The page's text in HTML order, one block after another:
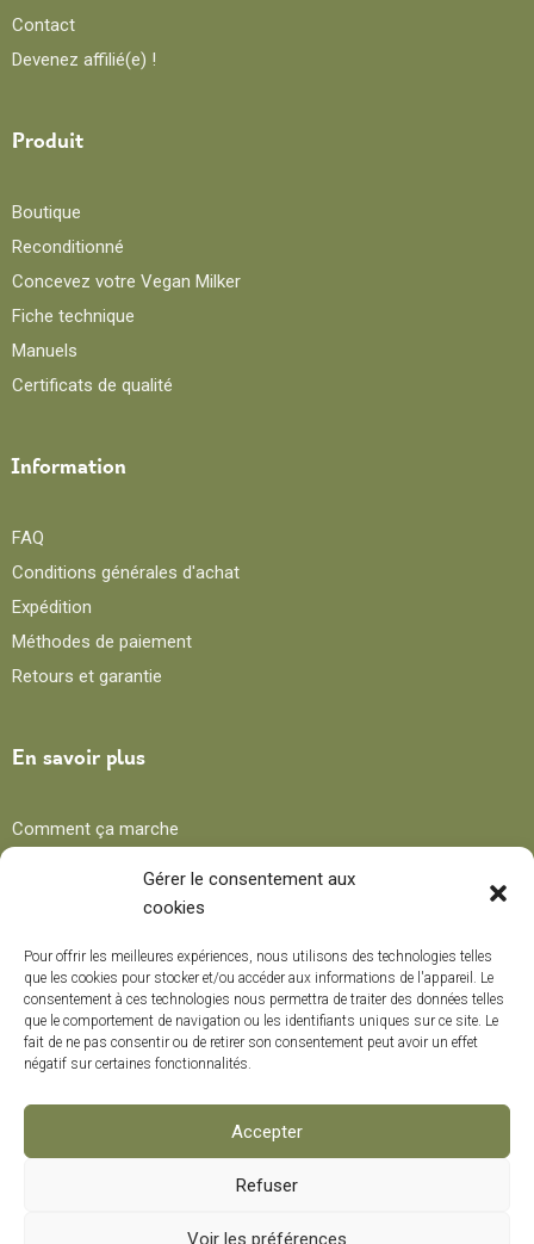
Gérer le consentement aux
cookies
Pour offrir les meilleures expériences, nous utilisons des technologies telles
que les cookies pour stocker et/ou accéder aux informations de l'appareil. Le
consentement à ces technologies nous permettra de traiter des données telles
que le comportement de navigation ou les identifiants uniques sur ce site. Le
fait de ne pas consentir ou de retirer son consentement peut avoir un effet
négatif sur certaines fonctionnalités.
Accepter
Refuser
Voir les préférences
Contact
Devenez affilié(e) !
Produit
Boutique
Reconditionné
Concevez votre Vegan Milker
Fiche technique
Manuels
Certificats de qualité
Information
FAQ
Conditions générales d'achat
Expédition
Méthodes de paiement
Retours et garantie
En savoir plus
Comment ça marche
Blog
Recettes
Trucs et conseils